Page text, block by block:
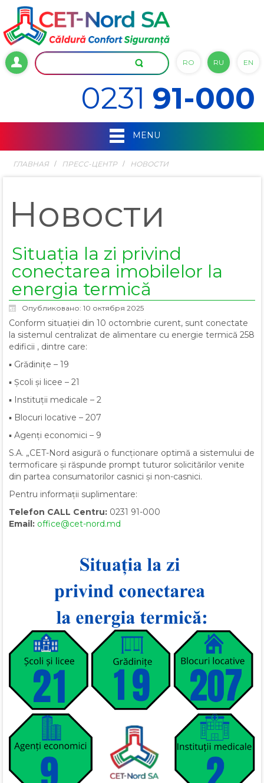
RO RU EN
0231 91-000
MENU
ГЛАВНАЯ ПРЕСС-ЦЕНТР НОВОСТИ
Новости
Situația la zi privind
conectarea imobilelor la
energia termică
Опубликовано: 10 октября 2025
Conform situației din 10 octombrie curent, sunt conectate
la sistemul centralizat de alimentare cu energie termică 258
edificii , dintre care:
▪ Grădinițe – 19
▪ Școli și licee – 21
▪ Instituții medicale – 2
▪ Blocuri locative – 207
▪ Agenți economici – 9
S.A. „CET-Nord asigură o funcționare optimă a sistemului de
termoficare și răspunde prompt tuturor solicitărilor venite
din partea consumatorilor casnici și non-casnici.
Pentru informații suplimentare:
Telefon CALL Centru: 0231 91-000
Email: office@cet-nord.md